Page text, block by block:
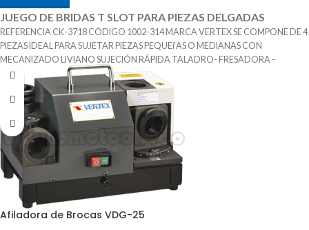
JUEGO DE BRIDAS T SLOT PARA PIEZAS DELGADAS
REFERENCIA CK-3718 CÓDIGO 1002-314 MARCA VERTEX SE COMPONE DE 4
PIEZAS IDEAL PARA SUJETAR PIEZAS PEQUEí‘AS O MEDIANAS CON
MECANIZADO LIVIANO SUJECIÓN RÁPIDA TALADRO- FRESADORA -
EROSIONADORA
Afiladora de Brocas VDG-25